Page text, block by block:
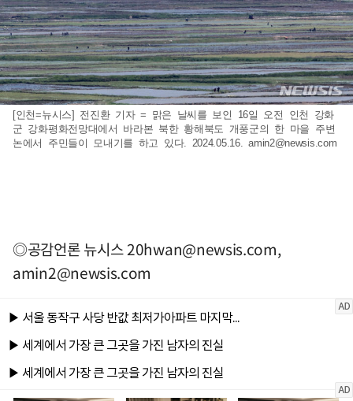
[인천=뉴시스] 전진환 기자 = 맑은 날씨를 보인 16일 오전 인천 강화
군 강화평화전망대에서 바라본 북한 황해북도 개풍군의 한 마을 주변
논에서 주민들이 모내기를 하고 있다. 2024.05.16.amin2@newsis.com
◎공감언론 뉴시스20hwan@newsis.com,
amin2@newsis.com